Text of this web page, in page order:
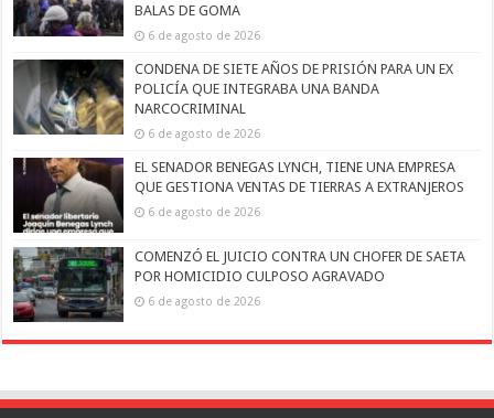
BALAS DE GOMA
6 de agosto de 2026
CONDENA DE SIETE AÑOS DE PRISIÓN PARA UN EX
POLICÍA QUE INTEGRABA UNA BANDA
NARCOCRIMINAL
6 de agosto de 2026
EL SENADOR BENEGAS LYNCH, TIENE UNA EMPRESA
QUE GESTIONA VENTAS DE TIERRAS A EXTRANJEROS
6 de agosto de 2026
COMENZÓ EL JUICIO CONTRA UN CHOFER DE SAETA
POR HOMICIDIO CULPOSO AGRAVADO
6 de agosto de 2026